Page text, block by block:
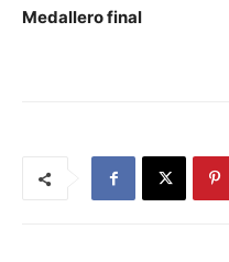
Medallero final